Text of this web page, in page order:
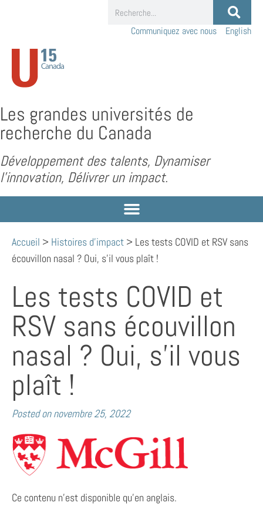
Communiquez avec nous English
Les grandes universités de
recherche du Canada
Développement des talents, Dynamiser
l’innovation, Délivrer un impact.
Accueil > Histoires d'impact > Les tests COVID et RSV sans
écouvillon nasal ? Oui, s’il vous plaît !
Les tests COVID et
RSV sans écouvillon
nasal ? Oui, s’il vous
plaît !
Posted on novembre 25, 2022
Ce contenu n’est disponible qu’en anglais.